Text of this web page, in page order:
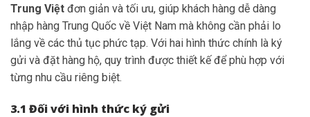
Trung Việt đơn giản và tối ưu, giúp khách hàng dễ dàng
nhập hàng Trung Quốc về Việt Nam mà không cần phải lo
lắng về các thủ tục phức tạp. Với hai hình thức chính là ký
gửi và đặt hàng hộ, quy trình được thiết kế để phù hợp với
từng nhu cầu riêng biệt.
3.1 Đối với hình thức ký gửi